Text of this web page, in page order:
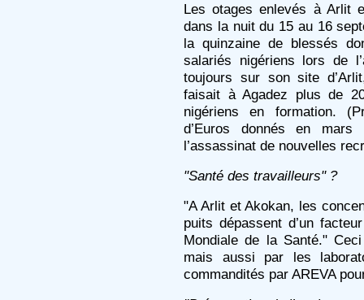
Les otages enlevés à Arlit
dans la nuit du 15 au 16
la quinzaine de blessés
salariés nigériens lors de
toujours sur son site
faisait à Agadez plus de
nigériens en formation.
d’Euros donnés en
l’assassinat de nouvelles
"Santé des travailleurs" ?
"A Arlit et Akokan, les
puits dépassent d’un
Mondiale de la Santé."
mais aussi par les
commandités par AREVA